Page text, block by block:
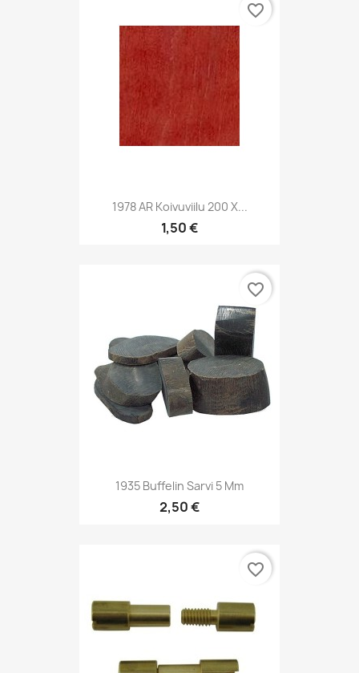
1978 AR Koivuviilu 200 X...
1,50 €
favorite_border
1935 Buffelin Sarvi 5 Mm
2,50 €
favorite_border
favorite_border